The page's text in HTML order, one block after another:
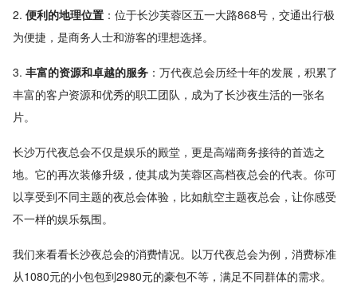
2. 便利的地理位置 ：位于长沙芙蓉区五一大路868号，交通出行极
为便捷，是商务人士和游客的理想选择。
3. 丰富的资源和卓越的服务 ：万代夜总会历经十年的发展，积累了
丰富的客户资源和优秀的职工团队，成为了长沙夜生活的一张名
片。
长沙万代夜总会不仅是娱乐的殿堂，更是高端商务接待的首选之
地。它的再次装修升级，使其成为芙蓉区高档夜总会的代表。你可
以享受到不同主题的夜总会体验，比如航空主题夜总会，让你感受
不一样的娱乐氛围。
我们来看看长沙夜总会的消费情况。以万代夜总会为例，消费标准
从1080元的小包包到2980元的豪包不等，满足不同群体的需求。